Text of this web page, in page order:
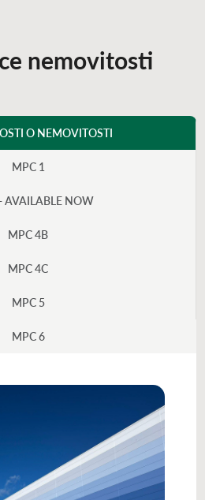
nemovitosti
O NEMOVITOSTI
MPC 1
AVAILABLE NOW
MPC 4B
MPC 4C
MPC 5
MPC 6